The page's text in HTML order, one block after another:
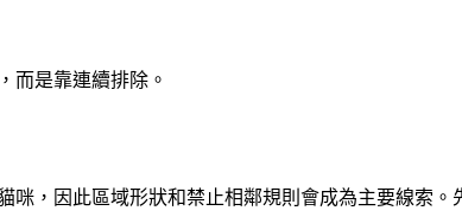
而是靠連續排除。
咪，因此區域形狀和禁止相鄰規則會成為主要線索